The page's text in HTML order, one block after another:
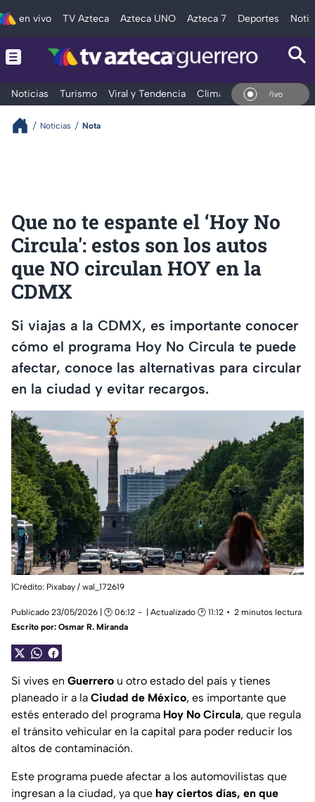
en vivo TV Azteca Azteca UNO Azteca 7 Deportes
Noticias Turismo Viral y Tendencia Clima Deportes
En Vivo
Noticias Nota
Que no te espante el ‘Hoy No
Circula': estos son los autos
que NO circulan HOY en la
CDMX
Si viajas a la CDMX, es importante conocer
cómo el programa Hoy No Circula te puede
afectar, conoce las alternativas para circular
en la ciudad y evitar recargos.
|Crédito: Pixabay / wal_172619
Publicado 23/05/2026 | 🕑 06:12 | Actualizado 🕑 11:12
2 minutos lectura
Escrito por: Osmar R. Miranda
Si vives en Guerrero u otro estado del país y tienes
planeado ir a la Ciudad de México, es importante que
estés enterado del programa Hoy No Circula, que regula
el tránsito vehicular en la capital para poder reducir los
altos de contaminación.
Este programa puede afectar a los automovilistas que
ingresan a la ciudad, ya que hay ciertos días, en que